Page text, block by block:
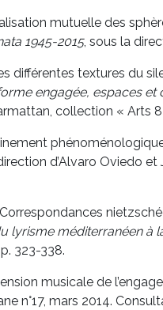
mutuelle des
1945-2015, sous la
différentes textures du
engagée, espaces
collection « Arts
d’Alvaro Oviedo
lyrisme méditerranéen à
323-338.
musicale de
n°17, mars 2014.